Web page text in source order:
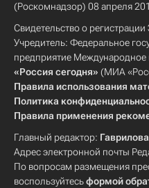
(Роскомнадзор) 08 апреля
Свидетельство о
Учредитель: Федеральное
предприятие
«Россия сегодня» (МИА
Правила использования
Политика
Правила применения
Главный редактор:
Адрес электронной почты
По вопросам размещения
воспользуйтесьформой